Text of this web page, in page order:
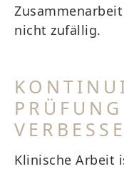
nicht zufällig.
Klinische Arbeit